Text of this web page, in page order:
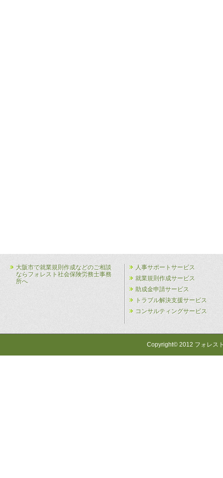
大阪市で就業規則作成などのご相談
ならフォレスト社会保険労務士事務
所へ
人事サポートサービス
就業規則作成サービス
助成金申請サービス
トラブル解決支援サービス
コンサルティングサービス
Copyright© 2012 フォレス